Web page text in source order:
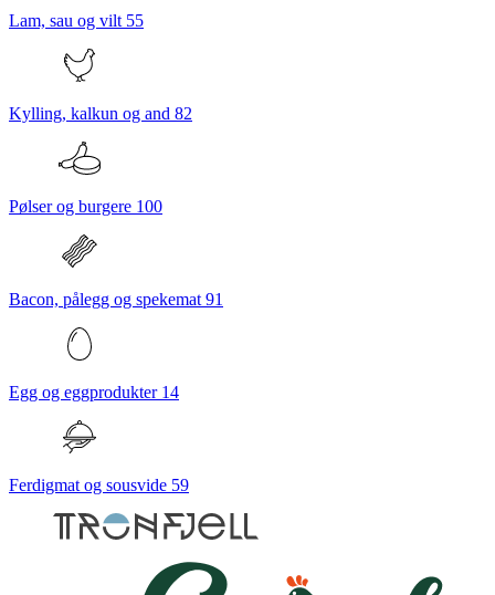
Lam, sau og vilt 55
Kylling, kalkun og and 82
Pølser og burgere 100
Bacon, pålegg og spekemat 91
Egg og eggprodukter 14
Ferdigmat og sousvide 59